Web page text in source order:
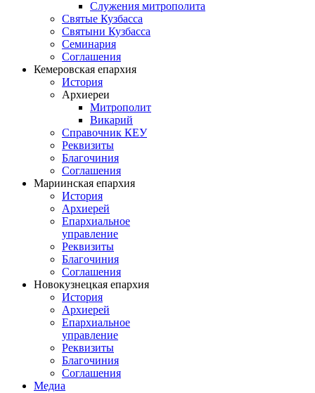
Служения митрополита
Святые Кузбасса
Святыни Кузбасса
Семинария
Соглашения
Кемеровская епархия
История
Архиереи
Митрополит
Викарий
Справочник КЕУ
Реквизиты
Благочиния
Соглашения
Мариинская епархия
История
Архиерей
Епархиальное
управление
Реквизиты
Благочиния
Соглашения
Новокузнецкая епархия
История
Архиерей
Епархиальное
управление
Реквизиты
Благочиния
Соглашения
Медиа